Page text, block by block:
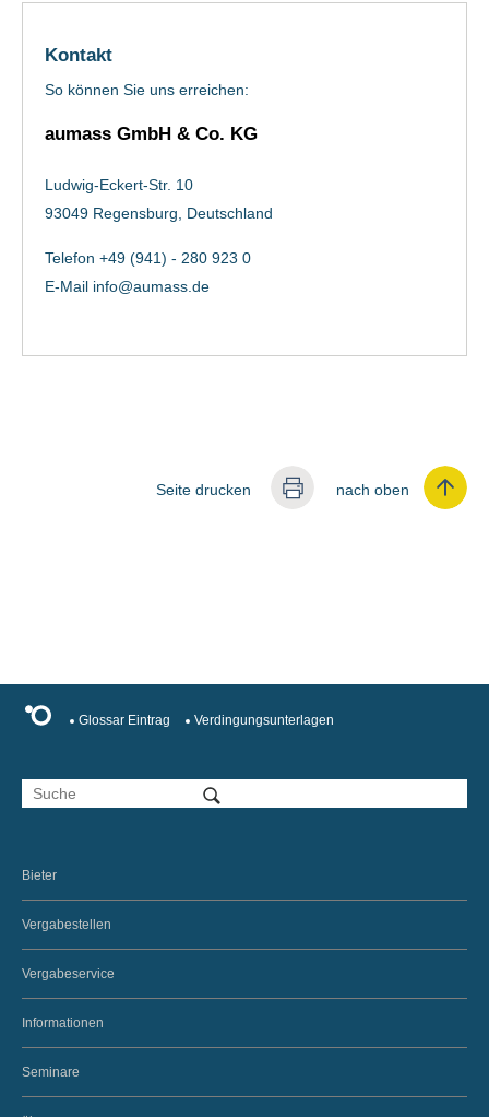
Kontakt
So können Sie uns erreichen:
aumass GmbH & Co. KG
Ludwig-Eckert-Str. 10
93049 Regensburg, Deutschland
Telefon +49 (941) - 280 923 0
E-Mail info@aumass.de
nach oben
Seite drucken
Glossar Eintrag Verdingungsunterlagen
Bieter
Vergabestellen
Vergabeservice
Informationen
Seminare